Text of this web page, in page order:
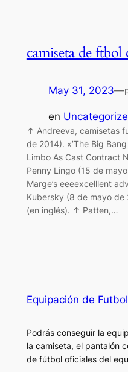
camiseta de
May 31, 2023—
en
↑ Andreeva, camisetas
de 2014). «’The Big
Limbo As Cast Contract
Penny Lingo (15 de
Marge’s eeeexcelllent
Kubersky (8 de mayo
(en inglés). ↑ Patten,…
Equipación de
Podrás conseguir la
la camiseta, el pantalón
de fútbol oficiales del